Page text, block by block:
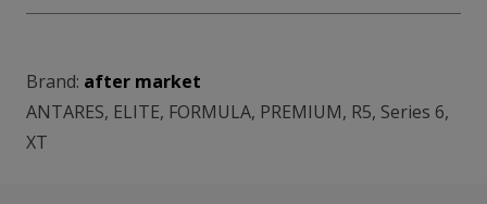
Brand: after market
ANTARES, ELITE, FORMULA, PREMIUM, R5, Series 6,
XT